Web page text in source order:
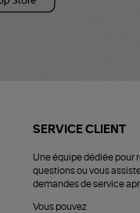
SERVICE CLIENT
Une équipe dédiée pour
questions ou vous
demandes de service
Vous pouvez